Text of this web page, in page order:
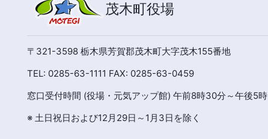
茂木町役場
〒321-3598 栃木県芳賀郡茂木町大字茂木155番地
TEL: 0285-63-1111 FAX: 0285-63-0459
窓口受付時間 (役場・元気アップ館) 午前8時30分～午後5時
※ 土日祝日および12月29日～1月3日を除く